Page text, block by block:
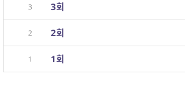
3 3회
2 2회
1 1회